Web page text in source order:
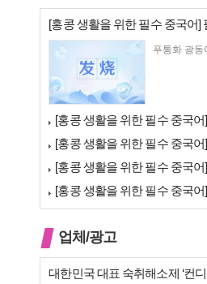
[홍콩 생활을 위한 필수 중국어]
푸통화 광
[홍콩 생활을 위한 필수 중국
[홍콩 생활을 위한 필수 중국어
[홍콩 생활을 위한 필수 중국
[홍콩 생활을 위한 필수 중국
업체/광고